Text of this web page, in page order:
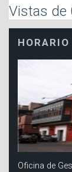
Vistas de
Oficina de